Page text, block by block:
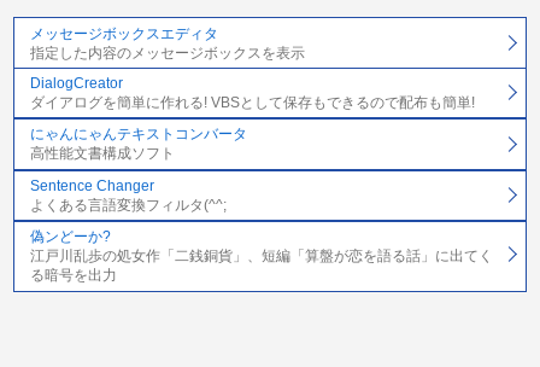
メッセージボックスエディタ
指定した内容のメッセージボックスを表示
DialogCreator
ダイアログを簡単に作れる! VBSとして保存もできるので配布も簡単!
にゃんにゃんテキストコンバータ
高性能文書構成ソフト
Sentence Changer
よくある言語変換フィルタ(^^;
偽ンどーか?
江戸川乱歩の処女作「二銭銅貨」、短編「算盤が恋を語る話」に出てく
る暗号を出力